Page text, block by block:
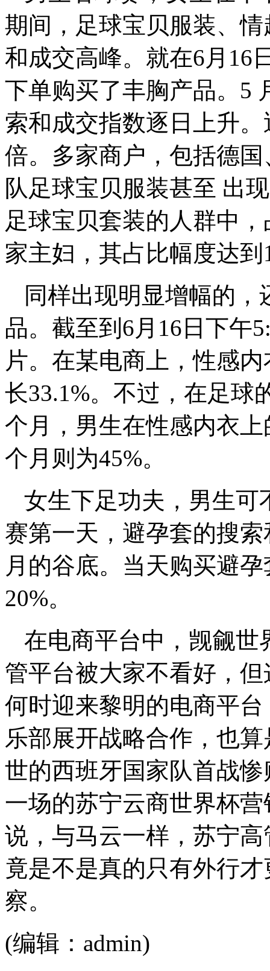
期间，足球宝贝服装、
和成交高峰。就在6月16
下单购买了丰胸产品。5
索和成交指数逐日上升
倍。多家商户，包括德
队足球宝贝服装甚至 出
足球宝贝套装的人群中
家主妇，其占比幅度达到
同样出现明显增幅的
品。截至到6月16日下午
片。在某电商上，性感
长33.1%。不过，在足球
个月，男生在性感内衣
个月则为45%。
女生下足功夫，男生可
赛第一天，避孕套的搜
月的谷底。当天购买避
20%。
在电商平台中，觊觎世
管平台被大家不看好，
何时迎来黎明的电商平
乐部展开战略合作，也
世的西班牙国家队首战
一场的苏宁云商世界杯
说，与马云一样，苏宁
竟是不是真的只有外行
察。
(编辑：admin)